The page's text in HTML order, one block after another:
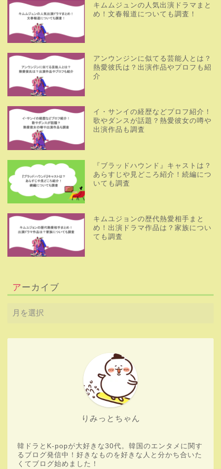
キムムジュンの人気出演ドラマまと
め！文春報道についても調査！
アンウンジンに似てる芸能人とは？
熱愛彼氏は？出演作品やプロフも紹
介
イ・サンイの経歴などプロフ紹介！
歌やダンスが話題？熱愛彼女の噂や
出演作品も調査
『ブラッドハウンド』キャストは？
あらすじや見どころ紹介！続編につ
いても調査
キムユジョンの歴代熱愛相手まと
め！出演ドラマ作品は？家族につい
ても調査
アーカイブ
りみっとちゃん
韓ドラとK-popが大好きな30代。韓国のエンタメに関す
るブログ発信中！好きなものを好きな人と分かち合いた
くてブログ始めました！
Boys Planet
韓流ドラマ